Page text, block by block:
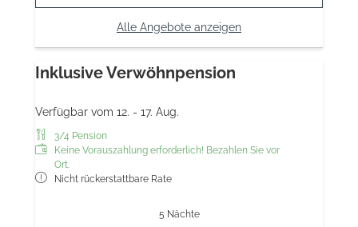
Alle Angebote anzeigen
Inklusive Verwöhnpension
Verfügbar vom 12. - 17. Aug.
3/4 Pension
Keine Vorauszahlung erforderlich! Bezahlen Sie vor
Ort.
Nicht rückerstattbare Rate
5 Nächte